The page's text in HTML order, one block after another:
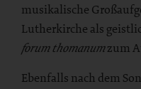
musikalische
Lutherkirche als
forum thomanumzum
Ebenfalls nach dem